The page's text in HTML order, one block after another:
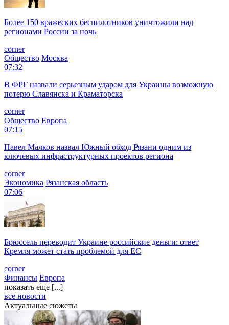
Более 150 вражеских беспилотников уничтожили над
регионами России за ночь
corner
Общество Москва
07:32
В ФРГ назвали серьезным ударом для Украины возможную
потерю Славянска и Краматорска
corner
Общество Европа
07:15
Павел Малков назвал Южный обход Рязани одним из
ключевых инфраструктурных проектов региона
corner
Экономика Рязанская область
07:06
Брюссель переводит Украине российские деньги: ответ
Кремля может стать проблемой для EC
corner
Финансы Европа
показать еще [...]
все новости
Актуальные сюжеты